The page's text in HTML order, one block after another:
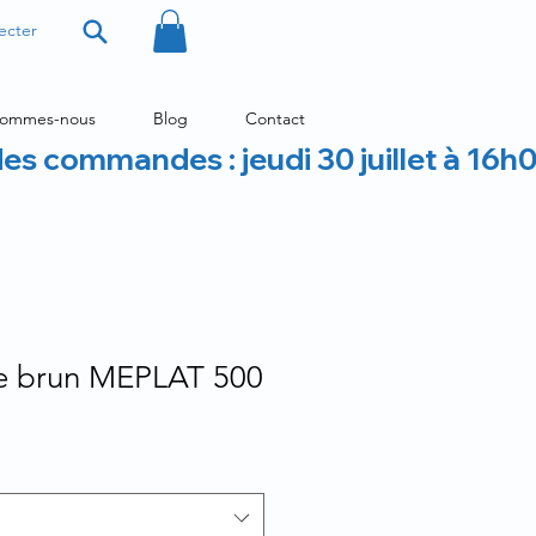
nous Blog Contact
commandes : jeudi 30 juillet à
brun MEPLAT 500